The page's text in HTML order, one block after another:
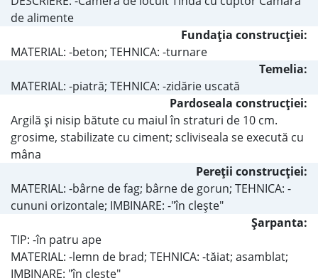
de alimente
Fundaţia construcţiei:
MATERIAL: -beton; TEHNICA: -turnare
Temelia:
MATERIAL: -piatră; TEHNICA: -zidărie uscată
Pardoseala construcţiei:
Argilă şi nisip bătute cu maiul în straturi de 10 cm.
grosime, stabilizate cu ciment; scliviseala se execută cu
mâna
Pereţii construcţiei:
MATERIAL: -bârne de fag; bârne de gorun; TEHNICA: -
cununi orizontale; IMBINARE: -"în cleşte"
Şarpanta:
TIP: -în patru ape
MATERIAL: -lemn de brad; TEHNICA: -tăiat; asamblat;
IMBINARE: "în cleşte"